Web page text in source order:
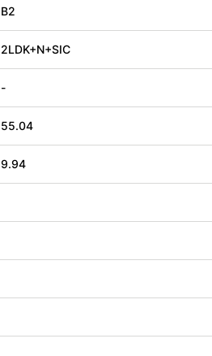
B2
2LDK+N+SIC
-
55.04
9.94